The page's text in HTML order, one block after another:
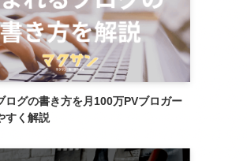
ログの書き方を月100万PVブロガー
すく解説